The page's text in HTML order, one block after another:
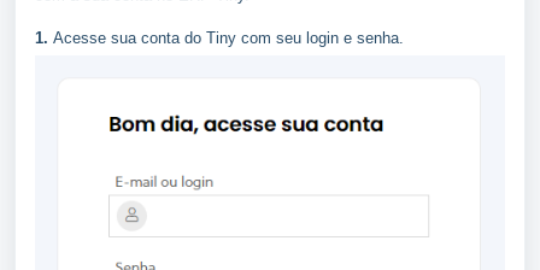
1. Acesse sua conta do Tiny com seu login e senha.